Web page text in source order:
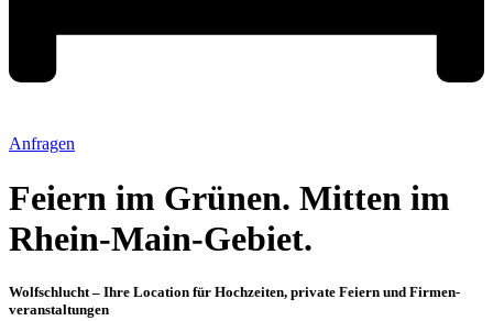
Anfragen
Feiern im Grünen. Mitten im
Rhein-Main-Gebiet.
Wolfschlucht – Ihre Location für Hochzeiten, private Feiern und Firmen­
veranstaltungen